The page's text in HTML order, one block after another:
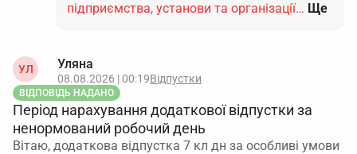
підприємства, установи та організації… Ще
УЛ Уляна
08.08.2026 | 00:19Відпустки
ВІДПОВІДЬ НАДАНО
Період нарахування додаткової відпустки за
ненормований робочий день
Вітаю, додаткова відпустка 7 кл дн за особливі умови